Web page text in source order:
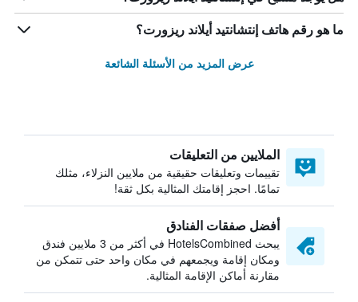
ما هو رقم هاتف إنتشانتيد أيلاند ريزورت؟
عرض المزيد من الأسئلة الشائعة
الملايين من التعليقات
تقييمات وتعليقات حقيقية من ملايين النزلاء، مثلك
تمامًا. احجز إقامتك المثالية بكل ثقة!
أفضل صفقات الفنادق
يبحث HotelsCombined في أكثر من 3 ملايين فندق
ومكان إقامة ويجمعهم في مكان واحد حتى تتمكن من
مقارنة أماكن الإقامة المثالية.